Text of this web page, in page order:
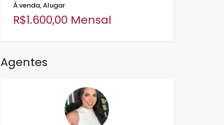
Á venda, Alugar
R$1.600,00 Mensal
Agentes